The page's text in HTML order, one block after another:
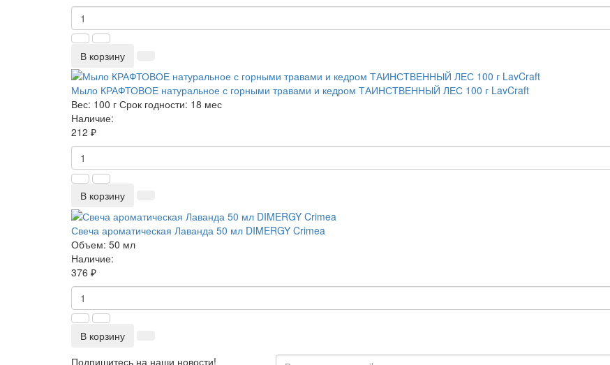
В корзину
Мыло КРАФТОВОЕ натуральное с горными травами и кедром ТАИНСТВЕННЫЙ ЛЕС 100 г LavCraft
Вес: 100 г Срок годности: 18 мес
Наличие:
212 ₽
В корзину
Свеча ароматическая Лаванда 50 мл DIMERGY Crimea
Объем: 50 мл
Наличие:
376 ₽
В корзину
Подпишитесь на наши новости!